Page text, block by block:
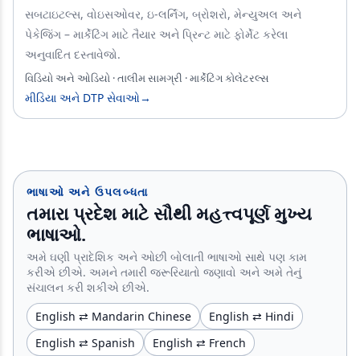
સબટાઇટલ્સ, વોઇસઓવર, ઇ-લર્નિંગ, બ્રોશરો, મેન્યુઅલ અને
પેકેજિંગ – માર્કેટિંગ માટે તૈયાર અને પ્રિન્ટ માટે ફોર્મેટ કરેલા
અનુવાદિત દસ્તાવેજો.
વિડિયો અને ઓડિયો · તાલીમ સામગ્રી · માર્કેટિંગ કોલેટરલ્સ
મીડિયા અને DTP સેવાઓ→
ભાષાઓ અને ઉપલબ્ધતા
તમારા પ્રદેશ માટે સૌથી મહત્ત્વપૂર્ણ મુખ્ય
ભાષાઓ.
અમે ઘણી પ્રાદેશિક અને ઓછી બોલાતી ભાષાઓ સાથે પણ કામ
કરીએ છીએ. અમને તમારી જરૂરિયાતો જણાવો અને અમે તેનું
સંચાલન કરી શકીએ છીએ.
English ⇄ Mandarin Chinese
English ⇄ Hindi
English ⇄ Spanish
English ⇄ French